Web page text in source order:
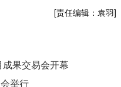
[责任编辑：袁羽]
果交易会开幕
举行